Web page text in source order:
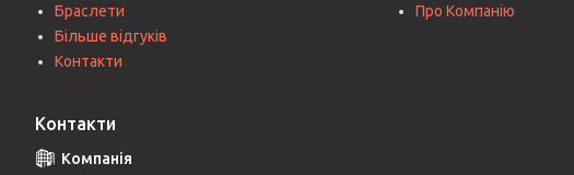
Браслети
Більше відгуків
Контакти
Про Компанію
Контакти